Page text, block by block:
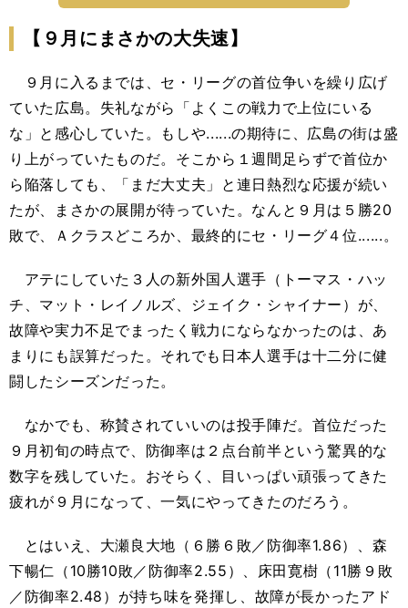
【９月にまさかの大失速】
９月に入るまでは、セ・リーグの首位争いを繰り広げ
ていた広島。失礼ながら「よくこの戦力で上位にいる
な」と感心していた。もしや......の期待に、広島の街は盛
り上がっていたものだ。そこから１週間足らずで首位か
ら陥落しても、「まだ大丈夫」と連日熱烈な応援が続い
たが、まさかの展開が待っていた。なんと９月は５勝20
敗で、Ａクラスどころか、最終的にセ・リーグ４位......。
アテにしていた３人の新外国人選手（トーマス・ハッ
チ、マット・レイノルズ、ジェイク・シャイナー）が、
故障や実力不足でまったく戦力にならなかったのは、あ
まりにも誤算だった。それでも日本人選手は十二分に健
闘したシーズンだった。
なかでも、称賛されていいのは投手陣だ。首位だった
９月初旬の時点で、防御率は２点台前半という驚異的な
数字を残していた。おそらく、目いっぱい頑張ってきた
疲れが９月になって、一気にやってきたのだろう。
とはいえ、大瀬良大地（６勝６敗／防御率1.86）、森
下暢仁（10勝10敗／防御率2.55）、床田寛樹（11勝９敗
／防御率2.48）が持ち味を発揮し、故障が長かったアド